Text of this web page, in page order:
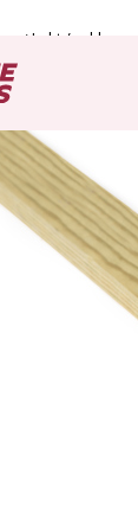
Lekt / rekke